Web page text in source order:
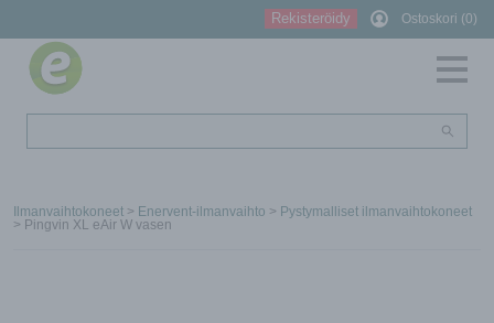
Rekisteröidy Ostoskori (0)
Ilmanvaihtokoneet > Enervent-ilmanvaihto > Pystymalliset ilmanvaihtokoneet
> Pingvin XL eAir W vasen